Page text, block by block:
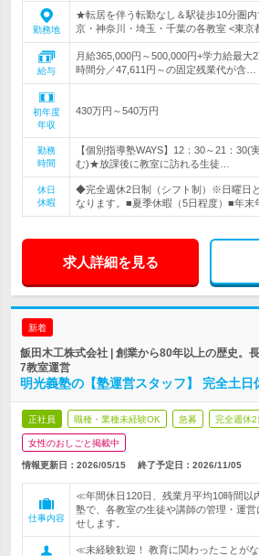
勤務地
★転居を伴う転勤なし＆駅徒歩10分圏
京・神奈川・埼玉・千葉の各教室 <東京
給与
月給365,000円～500,000円+学力給最
時間分／47,611円～の固定残業代が含…
初年度
年収
430万円～540万円
勤務
時間
【個別指導塾WAYS】12：30～21：30(
む)★放課後に教室に訪れる生徒…
休日
休暇
◆完全週休2日制（シフト制）※日曜日
なります。■夏季休暇（5日程度）■年末
求人詳細を見る
新着
飯田木工株式会社 | 創業から80年以上の歴史。
7教室運営
明光義塾の【塾運営スタッフ】 完全土
正社員 職種・業種未経験OK 急募 完全週休2
女性のおしごと掲載中
情報更新日：2026/05/15 終了予定日： 2026/11/05
仕事内容
≪年間休日120日、残業月平均10時間
塾で、各教室の生徒や講師の管理・運
せします。
≪未経験歓迎！ 教育に関わったことが